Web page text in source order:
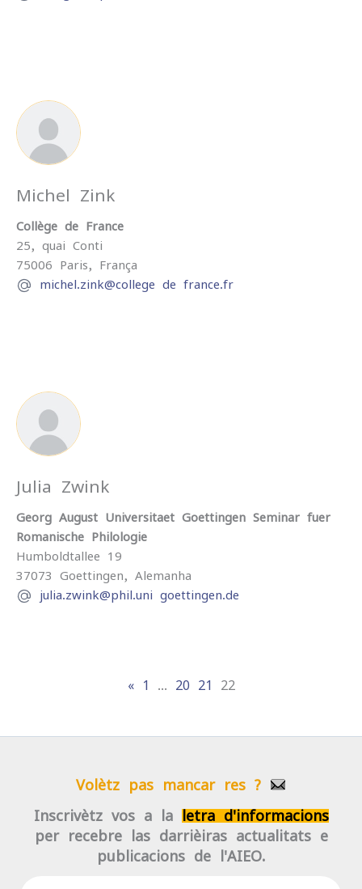
Michel Zink
Collège de France
25, quai Conti
75006
Paris,
França
michel.zink@college-de-france.fr
Julia Zwink
Georg-August-Universitaet Goettingen Seminar fuer
Romanische Philologie
Humboldtallee 19
37073
Goettingen,
Alemanha
julia.zwink@phil.uni-goettingen.de
« 1 20 21 22
Volètz pas mancar res ?
Inscrivètz-vos a la
letra d'informacions
per recebre las darrièiras actualitats e
publicacions de l'AIEO.